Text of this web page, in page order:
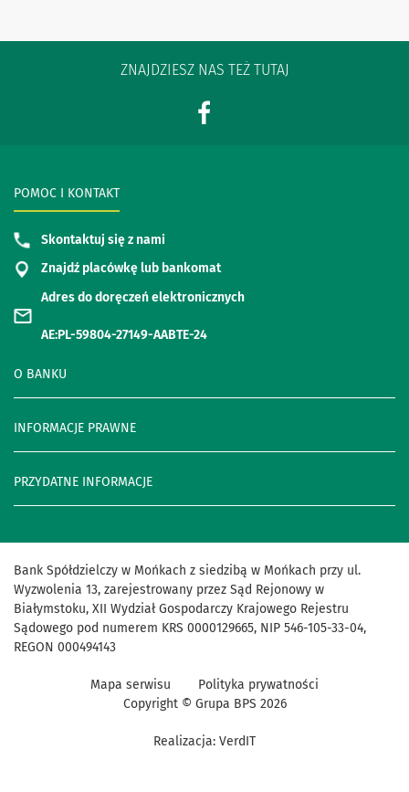
ZNAJDZIESZ NAS TEŻ TUTAJ
O BANKU
INFORMACJE PRAWNE
PRZYDATNE INFORMACJE
POMOC I KONTAKT
Skontaktuj się z nami
Znajdź placówkę lub bankomat
Adres do doręczeń elektronicznych
AE:PL-59804-27149-AABTE-24
Bank Spółdzielczy w Mońkach z siedzibą w Mońkach przy ul.
Wyzwolenia 13, zarejestrowany przez Sąd Rejonowy w
Białymstoku, XII Wydział Gospodarczy Krajowego Rejestru
Sądowego pod numerem KRS 0000129665, NIP 546-105-33-04,
REGON 000494143
Realizacja: VerdIT
Mapa serwisu
Polityka prywatności
Copyright © Grupa BPS 2026